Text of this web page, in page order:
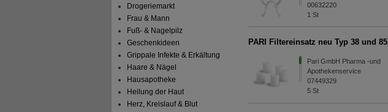
Drogeriemarkt
Frau & Mann
Fuß- & Nagelpilz
Geschenkideen
Grippale Infekte & Erkältung
Haare & Nägel
Hausapotheke
Heilung der Haut
Herz, Kreislauf & Blut
00632220
1St
PARI Filtereinsatz neu Typ 38 und 85
Pari GmbH Pharma -und
Apothekenservice
07449329
5St